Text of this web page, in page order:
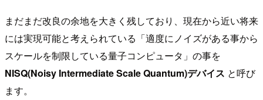
まだまだ改良の余地を大きく残しており、現在から近い将来
には実現可能と考えられている「適度にノイズがある事から
スケールを制限している量子コンピュータ」の事を
NISQ(Noisy Intermediate Scale Quantum)デバイス と呼び
ます。